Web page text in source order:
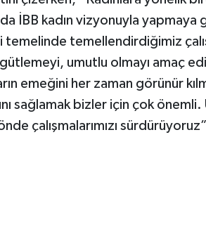
İBB kadın vizyonuyla
temellendirdiğimiz
umutlu olmayı amaç
emeğini her zaman görünür
sağlamak bizler için çok
çalışmalarımızı